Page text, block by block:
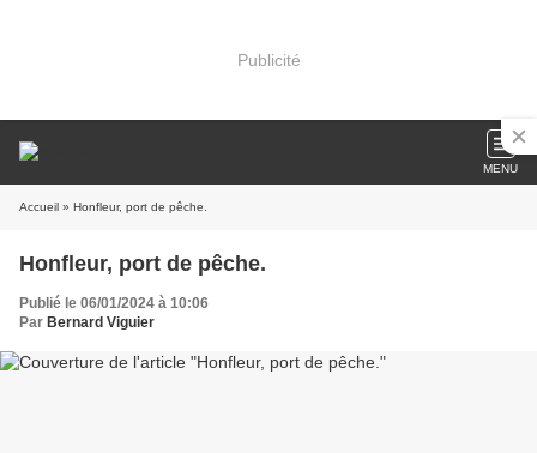
Publicité
MENU
Accueil » Honfleur, port de pêche.
Honfleur, port de pêche.
Publié le 06/01/2024 à 10:06
Par Bernard Viguier